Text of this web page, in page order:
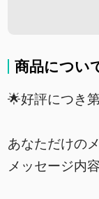
商品につい
🌟好評につき
あなただけの
メッセージ内